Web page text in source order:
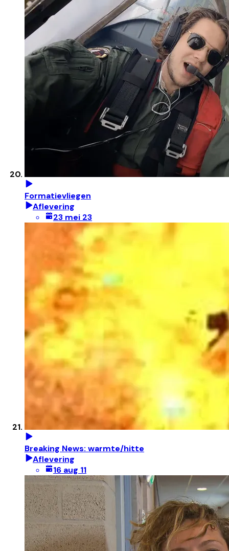
Formatievliegen
Aflevering
23 mei 23
Breaking News: warmte/hitte
Aflevering
16 aug 11